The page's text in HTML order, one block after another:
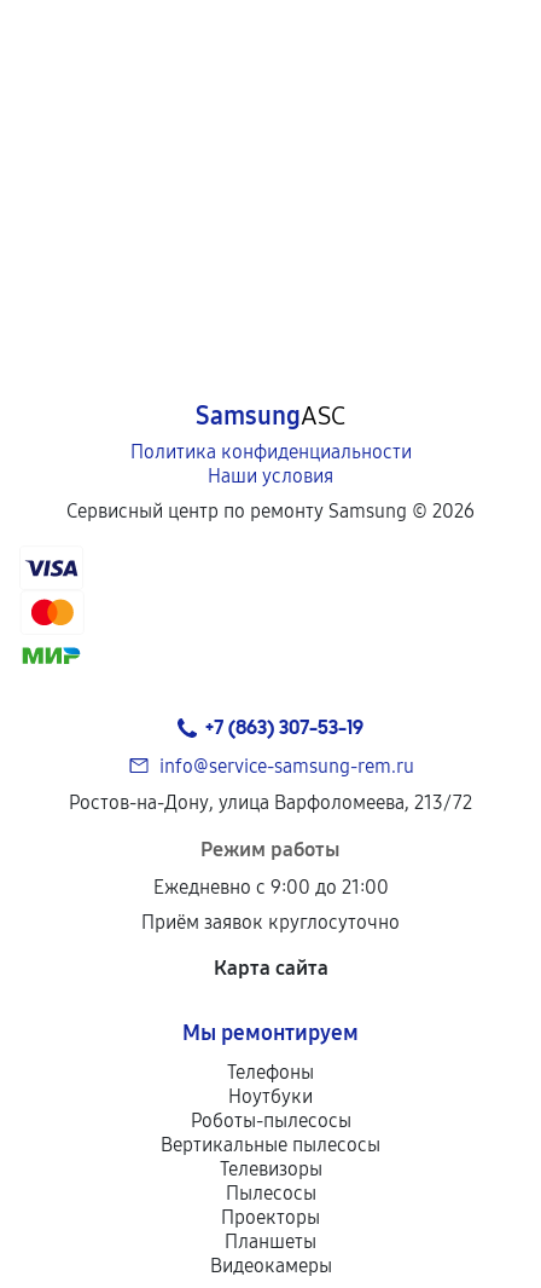
SamsungASC
Политика конфиденциальности
Наши условия
Сервисный центр по ремонту Samsung © 2026
+7 (863) 307-53-19
info@service-samsung-rem.ru
Ростов-на-Дону, улица Варфоломеева, 213/72
Режим работы
Ежедневно с 9:00 до 21:00
Приём заявок круглосуточно
Карта сайта
Мы ремонтируем
Телефоны
Ноутбуки
Роботы-пылесосы
Вертикальные пылесосы
Телевизоры
Пылесосы
Проекторы
Планшеты
Видеокамеры